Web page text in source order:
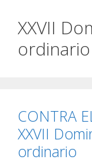
XXVII
ordinario
CONTRA
XXVII
ordinario